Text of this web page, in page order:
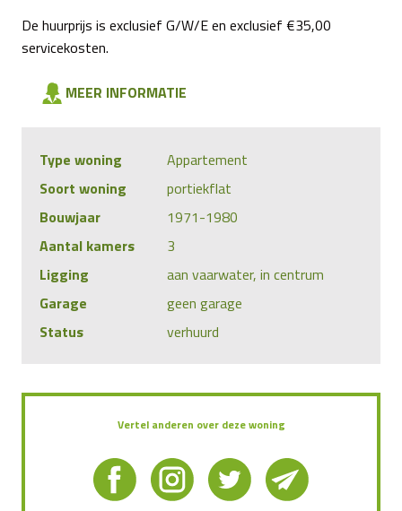
De huurprijs is exclusief G/W/E en exclusief €35,00
servicekosten.
MEER INFORMATIE
Type woning
Appartement
Soort woning
portiekflat
Bouwjaar
1971-1980
Aantal kamers
3
Ligging
aan vaarwater, in centrum
Garage
geen garage
Status
verhuurd
Vertel anderen over deze woning